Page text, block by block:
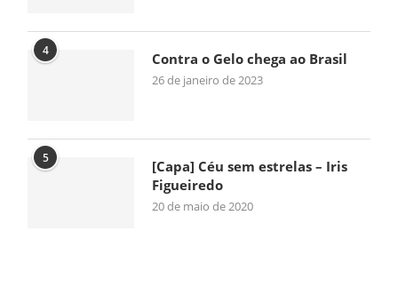
4 Contra o Gelo chega ao Brasil
26 de janeiro de 2023
5
[Capa] Céu sem estrelas – Iris
Figueiredo
20 de maio de 2020